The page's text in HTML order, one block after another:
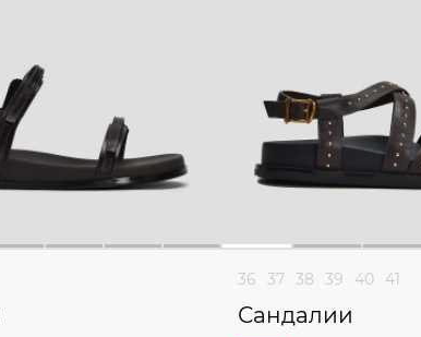
36 37 38 39 40 41
Сандалии